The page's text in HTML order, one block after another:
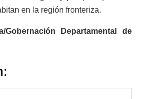
en la región fronteriza.
Gobernación Departamental de